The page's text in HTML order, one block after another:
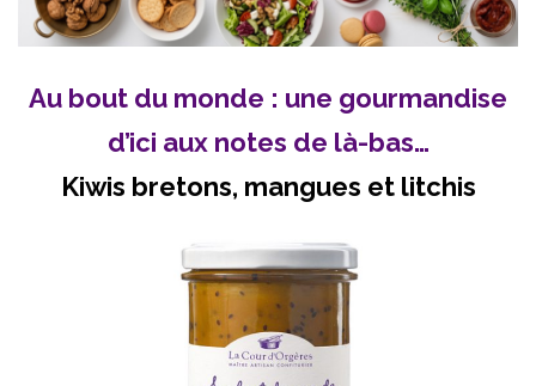
Au bout du monde : une gourmandise
d’ici aux notes de là-bas…
Kiwis bretons, mangues et litchis